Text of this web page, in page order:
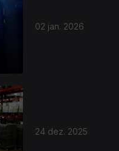
02 jan. 2026
24 dez. 2025